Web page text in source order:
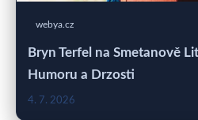
webya.cz
Bryn Terfel na Smetanově
Humoru a Drzosti
4. 7. 2026